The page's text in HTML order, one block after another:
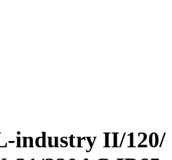
industry II/120/